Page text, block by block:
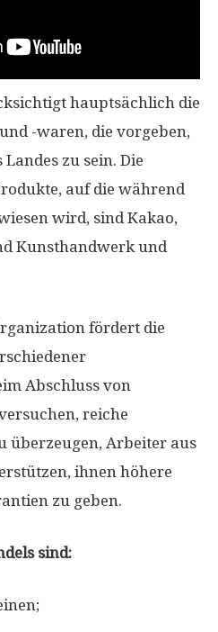
hauptsächlich die
-waren, die vorgeben,
zu sein. Die
auf die während
wird, sind Kakao,
Kunsthandwerk und
fördert die
Abschluss von
reiche
überzeugen, Arbeiter aus
ihnen höhere
zu geben.
sind: